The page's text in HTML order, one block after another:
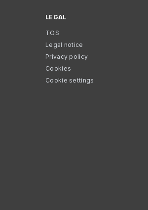
LEGAL
TOS
Legal notice
Privacy policy
Cookies
Cookie settings